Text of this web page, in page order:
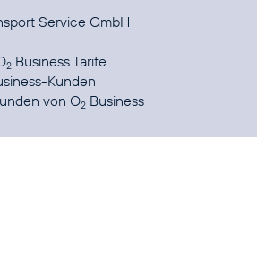
Service GmbH
2 Business Tarife
Kunden
von O2 Business